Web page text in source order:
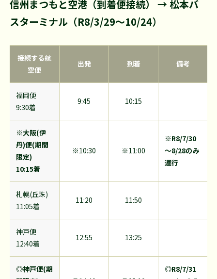
信州まつもと空港（到着便接続） → 松本バ
スターミナル（R8/3/29～10/24）
接続する航
空便
出発 到着 備考
福岡便
9:30着
9:45 10:15
※大阪(伊
丹)便(期間
限定)
10:15着
※10:30 ※11:00
※R8/7/30
～8/28のみ
運行
札幌(丘珠)
11:05着
11:20 11:50
神戸便
12:40着
12:55 13:25
◎神戸便(期
◎R8/7/31